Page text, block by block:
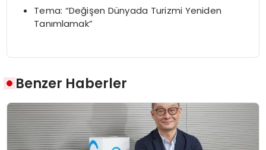
Tema: “Değişen Dünyada Turizmi Yeniden
Tanımlamak”
Benzer Haberler